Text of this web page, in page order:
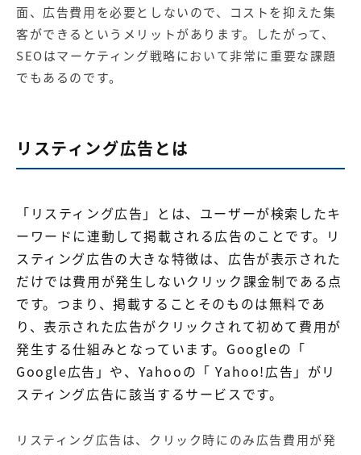
面、広告費用を必要としないので、コストを抑えた集
客ができるというメリットがあります。したがって、
SEOはマーケティング戦略において非常に重要な課題
でもあるのです。
リスティング広告とは
「リスティング広告」とは、ユーザーが検索したキ
ーワードに連動して掲載される広告のことです。リ
スティング広告の大きな特徴は、広告が表示された
だけでは費用が発生しないクリック課金制である点
です。つまり、掲載することそのものは無料であ
り、表示された広告がクリックされて初めて費用が
発生する仕組みとなっています。Googleの「
Google広告 」や、Yahooの「Yahoo!広告 」がリ
スティング広告に該当するサービスです。
リスティング広告は、クリック時にのみ広告費用が発